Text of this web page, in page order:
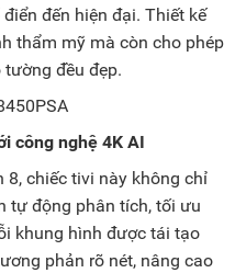
đến hiện đại. Thiết kế
thẩm mỹ mà còn cho phép
đều đẹp.
công nghệ 4K AI
8, chiếc tivi này không chỉ
tự động phân tích, tối ưu
khung hình được tái tạo
phản rõ nét, nâng cao